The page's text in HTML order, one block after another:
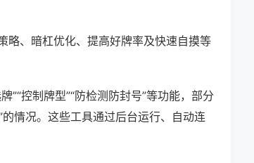
略、暗杠优化、提高好牌率及快速自摸等
控制牌型”“防检测防封号”等功能，部分
情况。这些工具通过后台运行、自动连